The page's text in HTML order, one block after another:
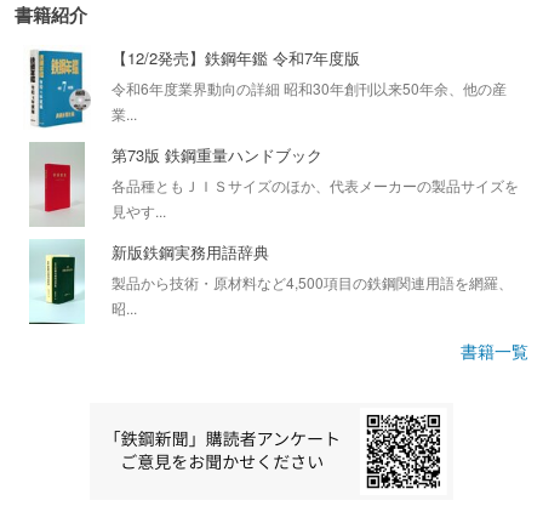
書籍紹介
【12/2発売】鉄鋼年鑑 令和7年度版
令和6年度業界動向の詳細 昭和30年創刊以来50年余、他の産
業...
第73版 鉄鋼重量ハンドブック
各品種ともＪＩＳサイズのほか、代表メーカーの製品サイズを
見やす...
新版鉄鋼実務用語辞典
製品から技術・原材料など4,500項目の鉄鋼関連用語を網羅、
昭...
書籍一覧